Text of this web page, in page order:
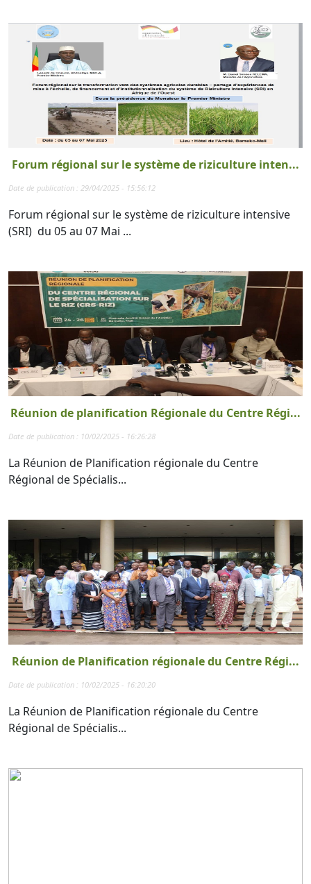
Forum régional sur le système de riziculture inten...
Date de publication : 29/04/2025 - 15:56:12
Forum régional sur le système de riziculture intensive
(SRI) du 05 au 07 Mai ...
Réunion de planification Régionale du Centre Régi...
Date de publication : 10/02/2025 - 16:26:28
La Réunion de Planification régionale du Centre
Régional de Spécialis...
Réunion de Planification régionale du Centre Régi...
Date de publication : 10/02/2025 - 16:20:20
La Réunion de Planification régionale du Centre
Régional de Spécialis...